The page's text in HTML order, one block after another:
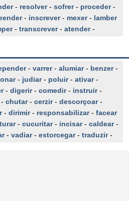
- resolver- sofrer- proceder-
- inscrever- mexer- lamber
- transcrever- atender-
- varrer- alumiar- benzer-
- judiar- poluir- ativar-
- digerir- comedir- instruir-
chutar- cerzir- descorçoar-
- dirimir- responsabilizar- facear
- cucuritar- incisar- caldear-
- vadiar- estorcegar- traduzir-